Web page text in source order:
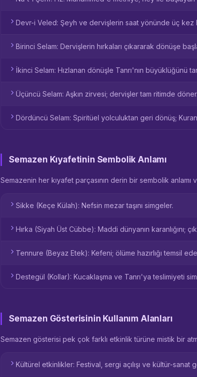
Devr-i Veled: Şeyh ve dervişlerin saat yönünde üç kez
Birinci Selam: Dervişlerin hırkaları çıkararak dönüşe
İkinci Selam: Hızlanan dönüşle Tanrı'nın büyüklüğünü
Üçüncü Selam: Aşkın zirvesi; dervişler tam ritimde döner.
Dördüncü Selam: Spiritüel yolculuktan geri dönüş;
Semazen Kıyafetinin Sembolik Anlamı
Semazenin her kıyafet parçasının derin bir sembolik anlamı
Sikke (Keçe Külah): Nefsin mezar taşını simgeler.
Hırka (Siyah Üst Cübbe): Maddi dünyanın karanlığını;
Tennure (Beyaz Etek): Kefeni; ölüme hazırlığı temsil
Destegül (Kollar): Kucaklaşma ve Tanrı'ya teslimiyeti
Semazen Gösterisinin Kullanım Alanları
Semazen gösterisi pek çok farklı etkinlik türüne mistik bir
Kültürel etkinlikler: Festival, sergi açılışı ve kültür-